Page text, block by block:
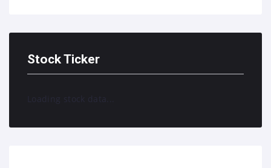
Stock Ticker
Loading stock data...